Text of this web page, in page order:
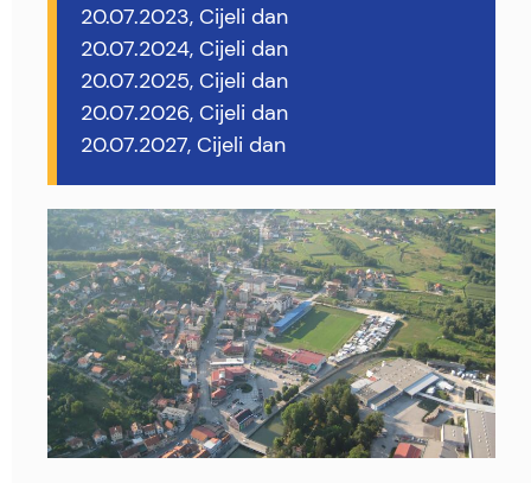
20.07.2023, Cijeli dan
20.07.2024, Cijeli dan
20.07.2025, Cijeli dan
20.07.2026, Cijeli dan
20.07.2027, Cijeli dan